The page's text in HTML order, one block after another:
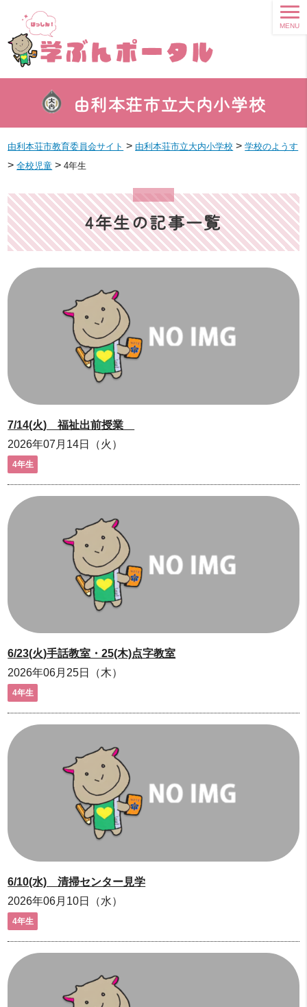
由利本荘市立大内小学校
MENU
由利本荘市教育委員会サイト > 由利本荘市立大内小学校 >学校のようす
>全校児童 >4年生
4年生の記事一覧
7/14(火) 福祉出前授業
2026年07月14日（火）
4年生
6/23(火)手話教室・25(木)点字教室
2026年06月25日（木）
4年生
6/10(水) 清掃センター見学
2026年06月10日（水）
4年生